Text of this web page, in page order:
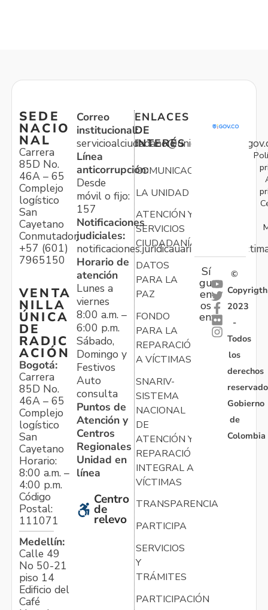
SEDE
NACIO
NAL
Carrera
85D No.
46A – 65
Complejo
logístico
San
Cayetano
Conmutador:
+57 (601)
7965150
VENTA
NILLA
ÚNICA
DE
RADIC
ACIÓN
Bogotá:
Carrera
85D No.
46A – 65
Complejo
logístico
San
Cayetano
Horario:
8:00 a.m. –
4:00 p.m.
Código
Postal:
111071
Medellín:
Calle 49
No 50-21
piso 14
Edificio del
Café
Correo
institucional:
Línea
anticorrupción:
Desde
móvil o fijo:
157
Notificaciones
judiciales:
Horario de
atención
Lunes a
viernes
8:00 a.m. –
6:00 p.m.
Sábado,
Domingo y
Festivos
Auto
consulta
Puntos de
Atención y
Centros
Regionales
Unidad en
línea
Centro
de
relevo
ENLACES
DE
INTERÉS
COMUNICACIONES
LA UNIDAD
ATENCIÓN Y
SERVICIOS
CIUDADANÍA
DATOS
PARA LA
PAZ
FONDO
PARA LA
REPARACIÓN
A VÍCTIMAS
SNARIV-
SISTEMA
NACIONAL
DE
ATENCIÓN Y
REPARACIÓN
INTEGRAL A
VÍCTIMAS
TRANSPARENCIA
PARTICIPA
SERVICIOS
Y
TRÁMITES
PARTICIPACIÓN
Sí
gu
en
os
en:
©
Copyrigth
2023
-
Todos
los
derechos
Gobierno
de
Colombia